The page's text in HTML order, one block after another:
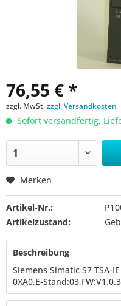
76,55 € *
zzgl. MwSt.zzgl. Versandkosten
Sofort versandfertig,
Merken
Artikel-Nr.:
Artikelzustand:
Beschreibung
Siemens Simatic S7 TSA-
0XA0,E-Stand:03,FW:V1.0.3